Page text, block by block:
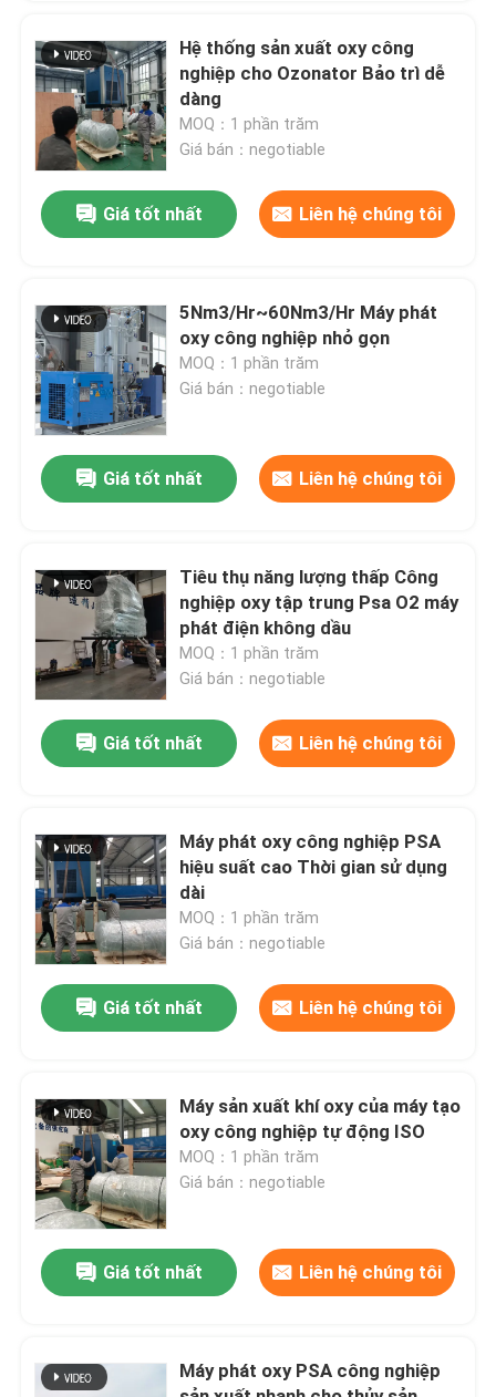
Nhà
Về chúng tôi
Chuyến tham quan nhà máy
Kiểm soát chất lượng
Liên hệ với chúng tôi
Tin tức
Yêu cầu Đặt giá
Máy tạo nitơ có độ tinh khiết cao
Hệ thống sản xuất oxy công
nghiệp cho Ozonator Bảo trì dễ
dàng
MOQ：1 phần trăm
Giá bán：negotiable
Giá tốt nhất Liên hệ chúng tôi
5Nm3/Hr~60Nm3/Hr Máy phát
oxy công nghiệp nhỏ gọn
MOQ：1 phần trăm
Giá bán：negotiable
Giá tốt nhất Liên hệ chúng tôi
Tiêu thụ năng lượng thấp Công
nghiệp oxy tập trung Psa O2 máy
phát điện không dầu
MOQ：1 phần trăm
Giá bán：negotiable
Giá tốt nhất Liên hệ chúng tôi
Máy phát oxy công nghiệp PSA
hiệu suất cao Thời gian sử dụng
dài
MOQ：1 phần trăm
Giá bán：negotiable
Giá tốt nhất Liên hệ chúng tôi
Máy sản xuất khí oxy của máy tạo
oxy công nghiệp tự động ISO
MOQ：1 phần trăm
Giá bán：negotiable
Giá tốt nhất Liên hệ chúng tôi
Máy phát oxy PSA công nghiệp